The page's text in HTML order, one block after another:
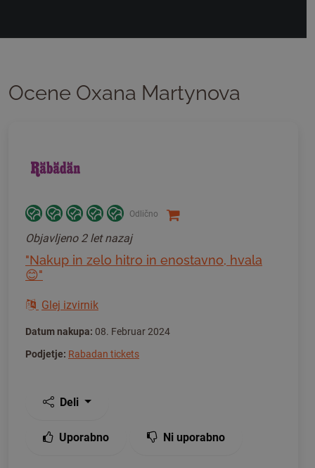
Ocene Oxana Martynova
Odlično
Objavljeno 2 let nazaj
"Nakup in zelo hitro in enostavno, hvala
😊"
Glej izvirnik
Datum nakupa: 08. Februar 2024
Podjetje: Rabadan tickets
Deli
Uporabno Ni uporabno